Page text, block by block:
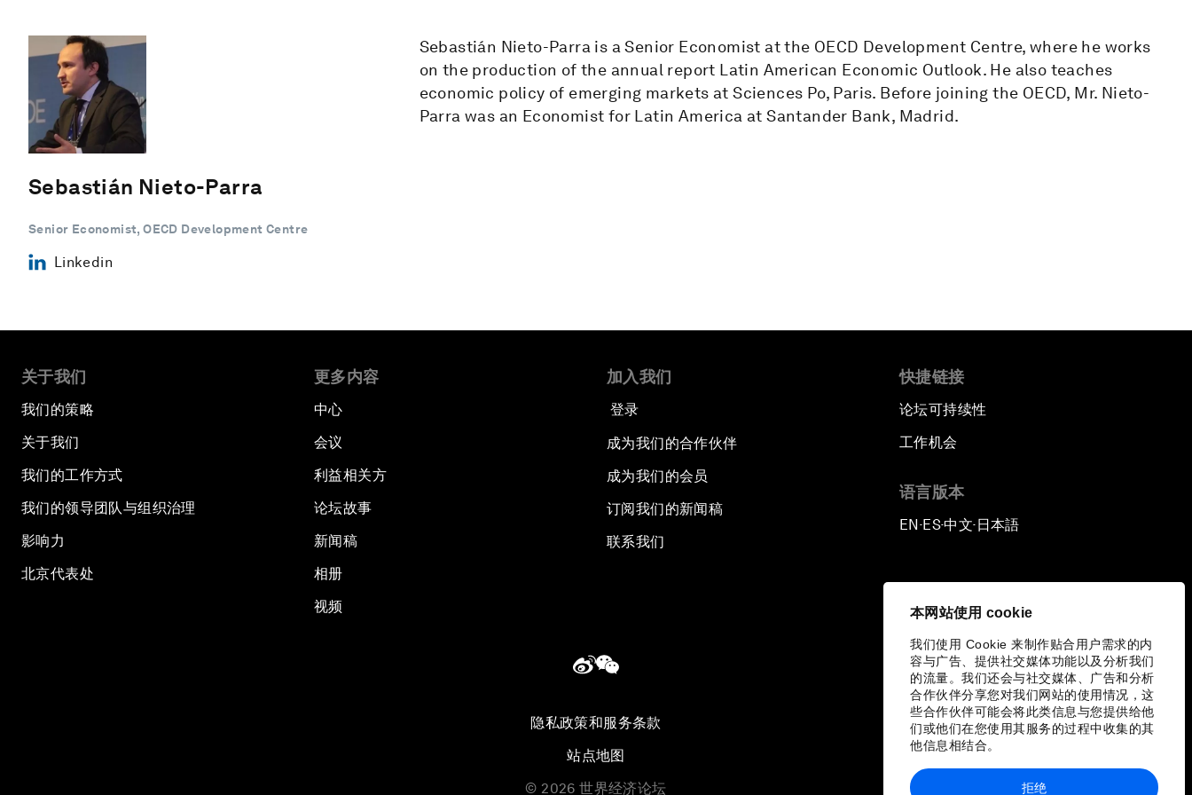
本网站使用 cookie
我们使用 Cookie 来制作贴合用户需求的内
容与广告、提供社交媒体功能以及分析我们
的流量。我们还会与社交媒体、广告和分析
合作伙伴分享您对我们网站的使用情况，这
些合作伙伴可能会将此类信息与您提供给他
们或他们在您使用其服务的过程中收集的其
他信息相结合。
拒绝
Sebastián Nieto-Parra
Senior Economist, OECD Development Centre
Linkedin
Sebastián Nieto-Parra is a Senior Economist at the OECD Development Centre, where he works
on the production of the annual report Latin American Economic Outlook. He also teaches
economic policy of emerging markets at Sciences Po, Paris. Before joining the OECD, Mr. Nieto-
Parra was an Economist for Latin America at Santander Bank, Madrid.
关于我们
我们的策略
关于我们
我们的工作方式
我们的领导团队与组织治理
影响力
北京代表处
更多内容
中心
会议
利益相关方
论坛故事
新闻稿
相册
视频
加入我们
登录
成为我们的合作伙伴
成为我们的会员
订阅我们的新闻稿
联系我们
快捷链接
论坛可持续性
工作机会
语言版本
EN ▪ES▪中文▪ 日本語
隐私政策和服务条款
站点地图
© 2026 世界经济论坛